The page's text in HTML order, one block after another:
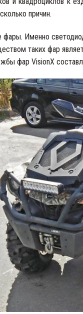
причин.
фары. Именно
таких фар
фар VisionX